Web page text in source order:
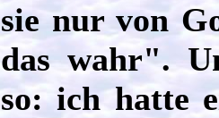
sie nur von
das wahr".
so: ich hatte